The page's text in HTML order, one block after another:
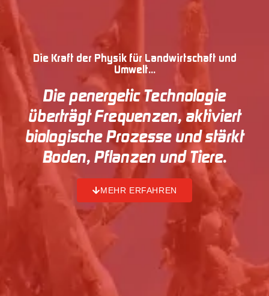
Die Kraft der Physik für Landwirtschaft und
Umwelt...
Die penergetic Technologie
überträgt Frequenzen, aktiviert
biologische Prozesse und stärkt
Boden, Pflanzen und Tiere.
MEHR ERFAHREN